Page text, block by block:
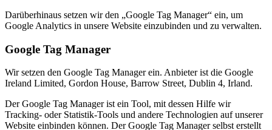
Darüberhinaus setzen wir den „Google Tag Manager“ ein, um
Google Analytics in unsere Website einzubinden und zu verwalten.
Google Tag Manager
Wir setzen den Google Tag Manager ein. Anbieter ist die Google
Ireland Limited, Gordon House, Barrow Street, Dublin 4, Irland.
Der Google Tag Manager ist ein Tool, mit dessen Hilfe wir
Tracking- oder Statistik-Tools und andere Technologien auf unserer
Website einbinden können. Der Google Tag Manager selbst erstellt